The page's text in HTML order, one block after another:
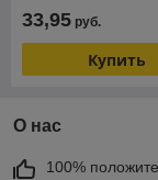
33,95 руб.
Купить
О нас
100%